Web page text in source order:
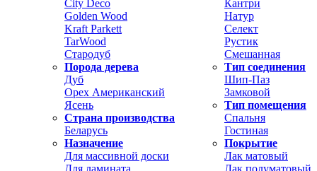
City Deco
Golden Wood
Kraft Parkett
TarWood
Стародуб
Порода дерева
Дуб
Орех Американский
Ясень
Страна производства
Беларусь
Кантри
Натур
Селект
Рустик
Смешанная
Тип соединения
Шип-Паз
Замковой
Тип помещения
Спальня
Гостиная
Назначение
Для массивной доски
Для ламината
Покрытие
Лак матовый
Лак полуматовый